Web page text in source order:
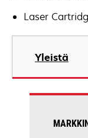
Laser
Yleistä